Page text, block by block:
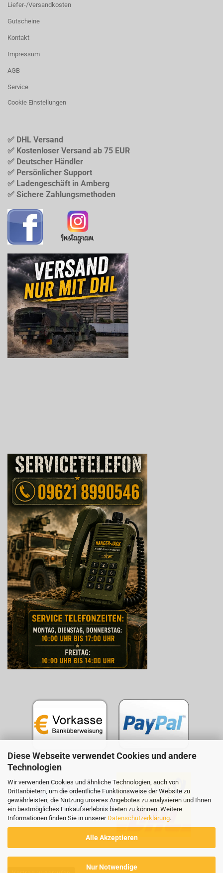
Diese Webseite verwendet Cookies und andere
Technologien
Wir verwenden Cookies und ähnliche Technologien, auch von
Drittanbietern, um die ordentliche Funktionsweise der Website zu
gewährleisten, die Nutzung unseres Angebotes zu analysieren und Ihnen
ein bestmögliches Einkaufserlebnis bieten zu können. Weitere
Informationen finden Sie in unserer Datenschutzerklärung.
Alle Akzeptieren
Nur Notwendige
Liefer-/Versandkosten
Gutscheine
Kontakt
Impressum
AGB
Service
Cookie Einstellungen
✅ DHL Versand
✅ Kostenloser Versand ab 75 EUR
✅ Deutscher Händler
✅ Persönlicher Support
✅ Ladengeschäft in Amberg
✅ Sichere Zahlungsmethoden